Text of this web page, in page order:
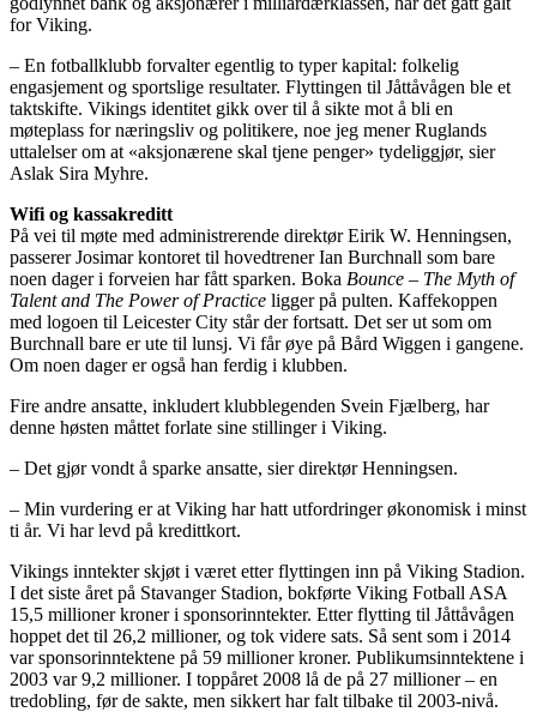
for Viking.
– En fotballklubb forvalter egentlig to typer kapital: folkelig
engasjement og sportslige resultater. Flyttingen til Jåttåvågen ble et
taktskifte. Vikings identitet gikk over til å sikte mot å bli en
møteplass for næringsliv og politikere, noe jeg mener Ruglands
uttalelser om at «aksjonærene skal tjene penger» tydeliggjør, sier
Aslak Sira Myhre.
Wifi og kassakreditt
På vei til møte med administrerende direktør Eirik W. Henningsen,
passerer Josimar kontoret til hovedtrener Ian Burchnall som bare
noen dager i forveien har fått sparken. Boka Bounce – The Myth of
Talent and The Power of Practice ligger på pulten. Kaffekoppen
med logoen til Leicester City står der fortsatt. Det ser ut som om
Burchnall bare er ute til lunsj. Vi får øye på Bård Wiggen i gangene.
Om noen dager er også han ferdig i klubben.
Fire andre ansatte, inkludert klubblegenden Svein Fjælberg, har
denne høsten måttet forlate sine stillinger i Viking.
– Det gjør vondt å sparke ansatte, sier direktør Henningsen.
– Min vurdering er at Viking har hatt utfordringer økonomisk i minst
ti år. Vi har levd på kredittkort.
Vikings inntekter skjøt i været etter flyttingen inn på Viking Stadion.
I det siste året på Stavanger Stadion, bokførte Viking Fotball ASA
15,5 millioner kroner i sponsorinntekter. Etter flytting til Jåttåvågen
hoppet det til 26,2 millioner, og tok videre sats. Så sent som i 2014
var sponsorinntektene på 59 millioner kroner. Publikumsinntektene i
2003 var 9,2 millioner. I toppåret 2008 lå de på 27 millioner – en
tredobling, før de sakte, men sikkert har falt tilbake til 2003-nivå.